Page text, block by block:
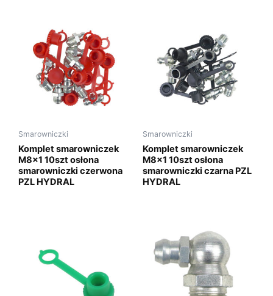
Smarowniczki
Komplet smarowniczek
M8x1 10szt osłona
smarowniczki czerwona
PZL HYDRAL
Smarowniczki
Komplet smarowniczek
M8x1 10szt osłona
smarowniczki czarna PZL
HYDRAL